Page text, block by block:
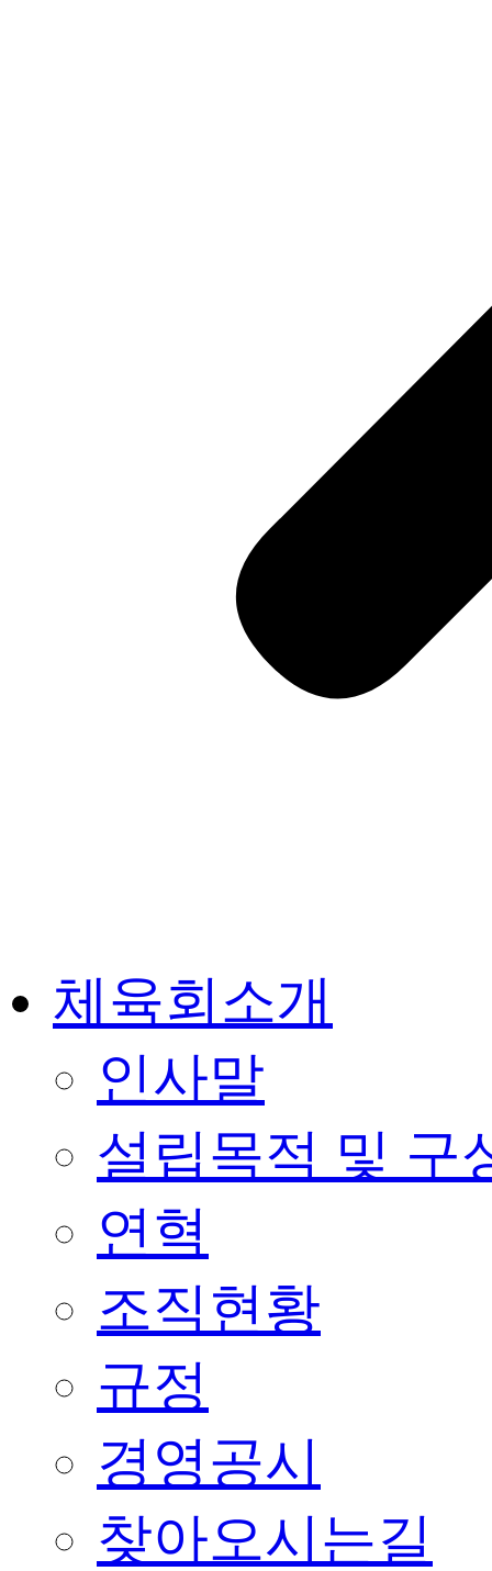
체육회소개
인사말
설립목적 및 구
연혁
조직현황
규정
경영공시
찾아오시는길